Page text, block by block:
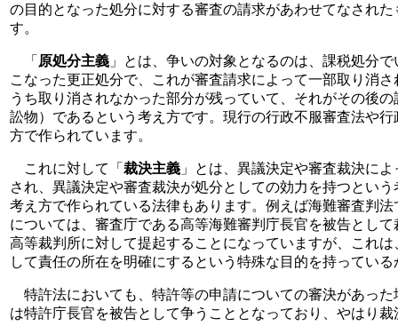
の目的となった処分に対する審査の請求があわせてなされ
す。
「 原処分主義 」とは、争いの対象となるのは、課税処分
こなった更正処分で、これが審査請求によって一部取り消
うち取り消されなかった部分が残っていて、それがその後
訟物）であるという考え方です。現行の行政不服審査法や
方で作られています。
これに対して「 裁決主義 」とは、異議決定や審査裁決に
され、異議決定や審査裁決が処分としての効力を持つとい
考え方で作られている法律もあります。例えば海難審査判
については、審査庁である高等海難審判庁長官を被告とし
高等裁判所に対して提起することになっていますが、これ
して責任の所在を明確にするという特殊な目的を持っている
特許法においても、特許等の申請についての審決があっ
は特許庁長官を被告として争うこととなっており、やはり